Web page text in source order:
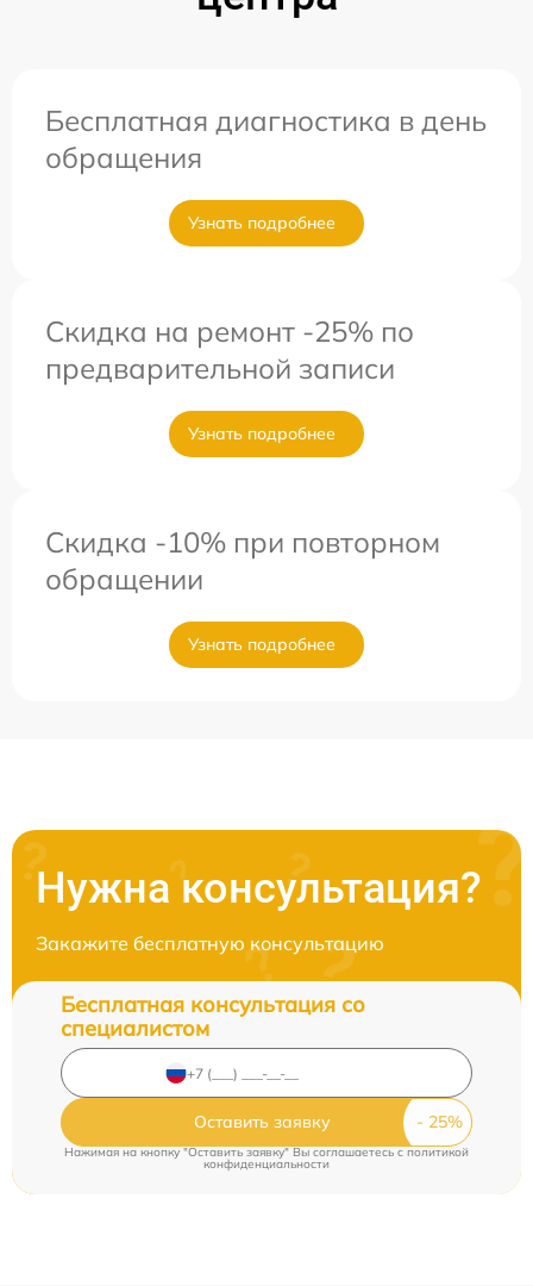
Бесплатная диагностика в день
обращения
Узнать подробнее
Скидка на ремонт -25% по
предварительной записи
Узнать подробнее
Скидка -10% при повторном
обращении
Узнать подробнее
Нужна консультация?
Закажите бесплатную консультацию
Бесплатная консультация со
специалистом
Оставить заявку
Нажимая на кнопку "Оставить заявку" Вы соглашаетесь c политикой
конфиденциальности